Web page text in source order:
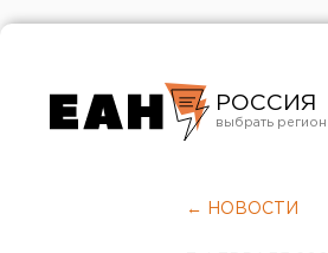
РОССИЯ
Челябинск
← НОВОСТИ